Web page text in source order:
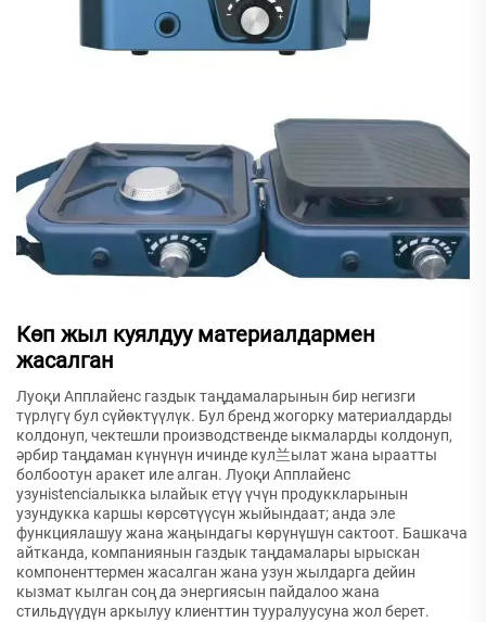
Көп жыл куялдуу материалдармен
жасалган
Луоқи Апплайенс газдык таңдамаларынын бир негизги
түрлүгү бул сүйөктүүлүк. Бул бренд жогорку материалдарды
колдонуп, чектешли производственде ыкмаларды колдонуп,
әрбир таңдаман күнүнүн ичинде кул兰ылат жана ыраатты
болбоотун аракет иле алган. Луоқи Апплайенс
узунistenciaлыкка ылайык етүү үчүн продуккларынын
узундукка каршы көрсөтүүсүн жыйындаат; анда эле
функциялашуу жана жаңындагы көрүнүшүн сактоот. Башкача
айтканда, компаниянын газдык таңдамалары ырыскан
компоненттермен жасалган жана узун жылдарга дейин
кызмат кылган соң да энергиясын пайдалоо жана
стильдүүдүн аркылуу клиенттин тууралуусуна жол берет.